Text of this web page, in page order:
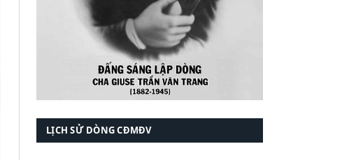
LỊCH SỬ DÒNG CĐMĐV